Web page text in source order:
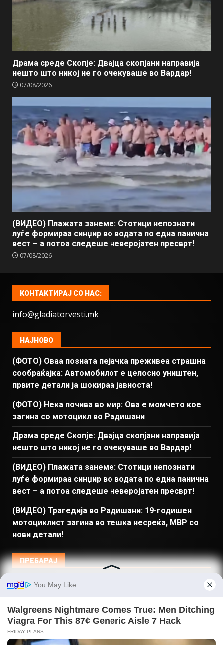
Драма среде Скопје: Двајца скопјани направија
нешто што никој не го очекуваше во Вардар!
07/08/2026
(ВИДЕО) Плажата занеме: Стотици непознати
луѓе формираа синџир во водата по една панична
вест – а потоа следеше неверојатен пресврт!
07/08/2026
КОНТАКТИРАЈ СО НАС:
info@gladiatorvesti.mk
НАЈНОВО
(ФОТО) Оваа позната пејачка преживеа страшна
сообраќајка: Автомобилот е целосно уништен,
првите детали ја шокираа јавноста!
(ФОТО) Нека почива во мир: Ова е момчето кое
загина со мотоцикл во Радишани
Драма среде Скопје: Двајца скопјани направија
нешто што никој не го очекуваше во Вардар!
(ВИДЕО) Плажата занеме: Стотици непознати
луѓе формираа синџир во водата по една панична
вест – а потоа следеше неверојатен пресврт!
(ВИДЕО) Трагедија во Радишани: 19-годишен
мотоциклист загина во тешка несреќа, МВР со
нови детали!
ПРЕБАРАЈ
Македонија Балкан и Свет Спорт
Магазин